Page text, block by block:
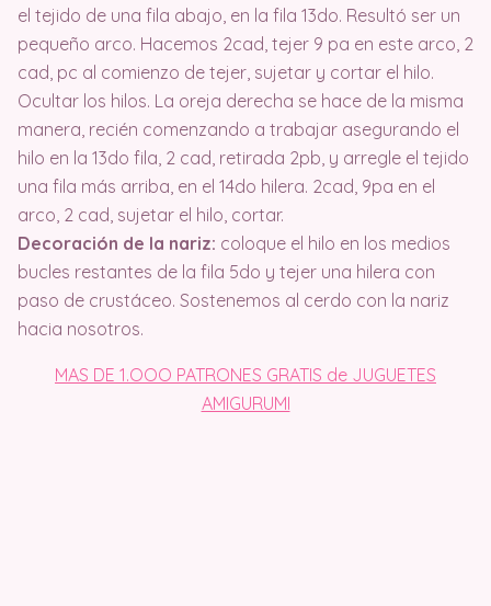
el tejido de una fila abajo, en la fila 13do. Resultó ser un
pequeño arco. Hacemos 2cad, tejer 9 pa en este arco, 2
cad, pc al comienzo de tejer, sujetar y cortar el hilo.
Ocultar los hilos. La oreja derecha se hace de la misma
manera, recién comenzando a trabajar asegurando el
hilo en la 13do fila, 2 cad, retirada 2pb, y arregle el tejido
una fila más arriba, en el 14do hilera. 2cad, 9pa en el
arco, 2 cad, sujetar el hilo, cortar.
Decoración de la nariz: coloque el hilo en los medios
bucles restantes de la fila 5do y tejer una hilera con
paso de crustáceo. Sostenemos al cerdo con la nariz
hacia nosotros.
MAS DE 1.OOO PATRONES GRATIS de JUGUETES
AMIGURUMI